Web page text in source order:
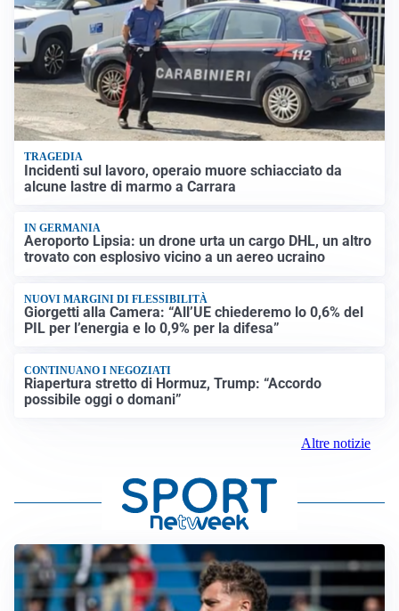
TRAGEDIA
Incidenti sul lavoro, operaio muore schiacciato da
alcune lastre di marmo a Carrara
IN GERMANIA
Aeroporto Lipsia: un drone urta un cargo DHL, un altro
trovato con esplosivo vicino a un aereo ucraino
NUOVI MARGINI DI FLESSIBILITÀ
Giorgetti alla Camera: “All’UE chiederemo lo 0,6% del
PIL per l’energia e lo 0,9% per la difesa”
CONTINUANO I NEGOZIATI
Riapertura stretto di Hormuz, Trump: “Accordo
possibile oggi o domani”
Altre notizie